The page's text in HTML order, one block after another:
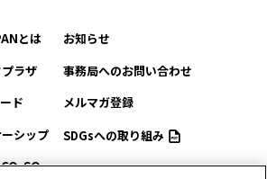
とは
ラザ
ド
シップ
SO
お知らせ
事務局へのお問い合わせ
メルマガ登録
SDGsへの取り組み